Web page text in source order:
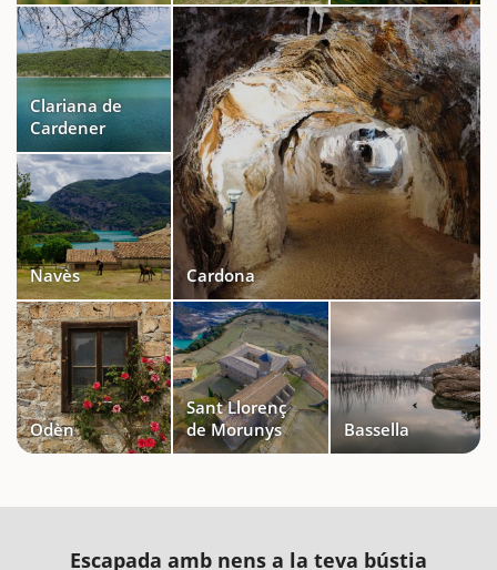
Clariana de
Cardener
Navès Cardona
Odèn
Sant Llorenç
de Morunys
Bassella
Escapada amb nens a la teva bústia